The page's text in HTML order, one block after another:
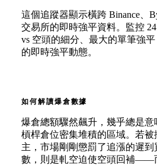
這個追蹤器顯示橫跨 Binance、
交易所的即時強平資料。監控
vs 空頭的細分、最大的單筆強
的即時強平動態。
如何解讀爆倉數據
爆倉總額驟然飆升，幾乎總是意
槓桿倉位密集堆積的區域。若被
主，市場剛剛懲罰了追漲的遲
數，則是軋空迫使空頭回補——